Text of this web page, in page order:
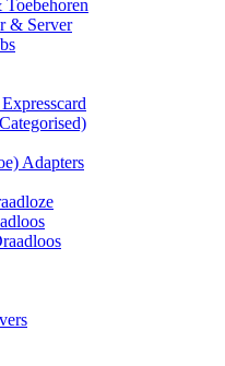
& Server
Adapters